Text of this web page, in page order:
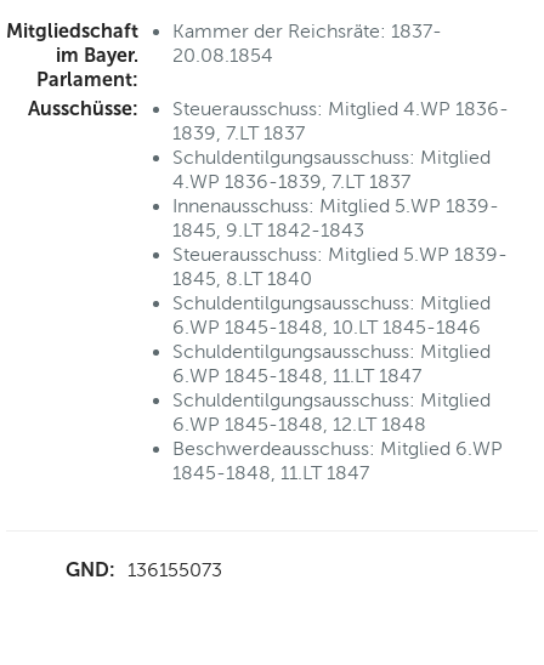
Mitgliedschaft
im Bayer.
Parlament:
Kammer der Reichsräte: 1837-
20.08.1854
Ausschüsse:
Steuerausschuss: Mitglied 4.WP 1836-
1839, 7.LT 1837
Schuldentilgungsausschuss: Mitglied
4.WP 1836-1839, 7.LT 1837
Innenausschuss: Mitglied 5.WP 1839-
1845, 9.LT 1842-1843
Steuerausschuss: Mitglied 5.WP 1839-
1845, 8.LT 1840
Schuldentilgungsausschuss: Mitglied
6.WP 1845-1848, 10.LT 1845-1846
Schuldentilgungsausschuss: Mitglied
6.WP 1845-1848, 11.LT 1847
Schuldentilgungsausschuss: Mitglied
6.WP 1845-1848, 12.LT 1848
Beschwerdeausschuss: Mitglied 6.WP
1845-1848, 11.LT 1847
GND: 136155073